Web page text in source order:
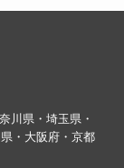
川県・埼玉県・
・大阪府・京都